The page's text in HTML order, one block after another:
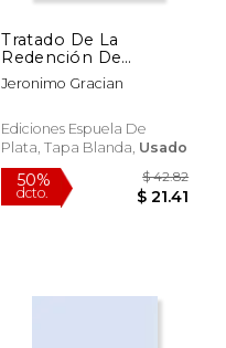
Tratado De La
Redención De
Cautivos En Que Se
Cuentan Las Grandes
Los Cristianos Que
Están En Poder De
Obra
Jeronimo Gracian
Ediciones Espuela De
Plata, Tapa Blanda, Usado